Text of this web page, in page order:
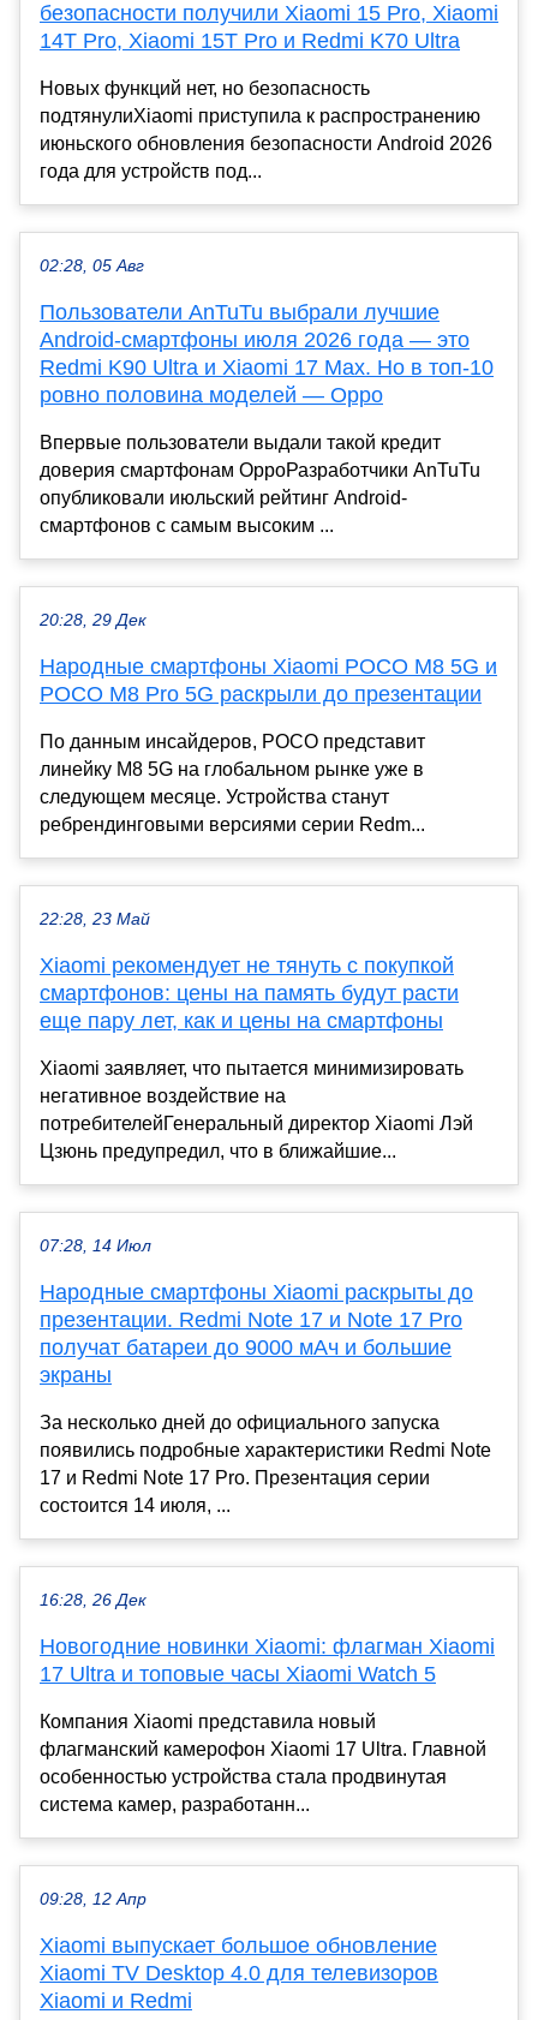
безопасности получили Xiaomi 15 Pro, Xiaomi
14T Pro, Xiaomi 15T Pro и Redmi K70 Ultra
Новых функций нет, но безопасность
подтянулиXiaomi приступила к распространению
июньского обновления безопасности Android 2026
года для устройств под...
02:28, 05 Авг
Пользователи AnTuTu выбрали лучшие
Android-смартфоны июля 2026 года — это
Redmi K90 Ultra и Xiaomi 17 Max. Но в топ-10
ровно половина моделей — Oppo
Впервые пользователи выдали такой кредит
доверия смартфонам OppoРазработчики AnTuTu
опубликовали июльский рейтинг Android-
смартфонов с самым высоким ...
20:28, 29 Дек
Народные смартфоны Xiaomi POCO M8 5G и
POCO M8 Pro 5G раскрыли до презентации
По данным инсайдеров, POCO представит
линейку M8 5G на глобальном рынке уже в
следующем месяце. Устройства станут
ребрендинговыми версиями серии Redm...
22:28, 23 Май
Xiaomi рекомендует не тянуть с покупкой
смартфонов: цены на память будут расти
еще пару лет, как и цены на смартфоны
Xiaomi заявляет, что пытается минимизировать
негативное воздействие на
потребителейГенеральный директор Xiaomi Лэй
Цзюнь предупредил, что в ближайшие...
07:28, 14 Июл
Народные смартфоны Xiaomi раскрыты до
презентации. Redmi Note 17 и Note 17 Pro
получат батареи до 9000 мАч и большие
экраны
За несколько дней до официального запуска
появились подробные характеристики Redmi Note
17 и Redmi Note 17 Pro. Презентация серии
состоится 14 июля, ...
16:28, 26 Дек
Новогодние новинки Xiaomi: флагман Xiaomi
17 Ultra и топовые часы Xiaomi Watch 5
Компания Xiaomi представила новый
флагманский камерофон Xiaomi 17 Ultra. Главной
особенностью устройства стала продвинутая
система камер, разработанн...
09:28, 12 Апр
Xiaomi выпускает большое обновление
Xiaomi TV Desktop 4.0 для телевизоров
Xiaomi и Redmi